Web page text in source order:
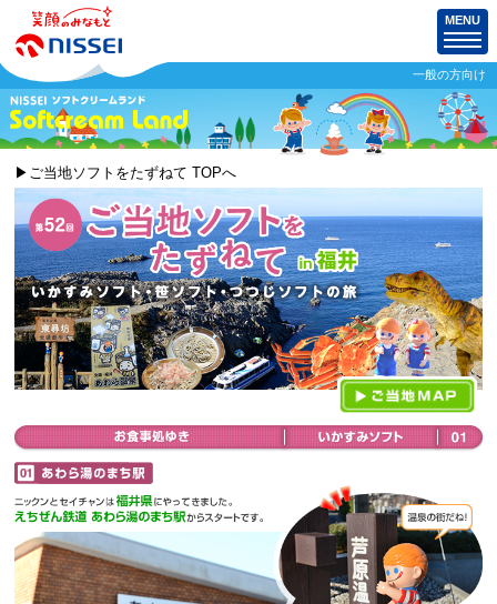
MENU
一般の方向け
▶ご当地ソフトをたずねて TOPへ